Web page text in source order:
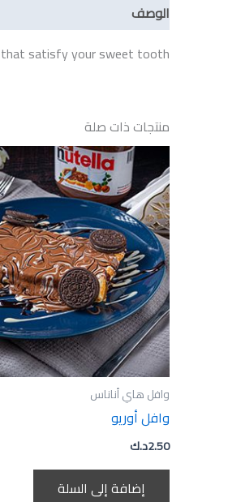
الوصف
that satisfy your sweet tooth
منتجات ذات صلة
وافل هاي أناناس
وافل أوريو
د.ك2.50
إضافة إلى السلة